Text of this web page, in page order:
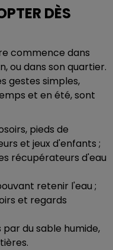
DÈS
commence dans
ou dans son quartier.
gestes simples,
et en été, sont
pieds de
et jeux d'enfants ;
récupérateurs d'eau
retenir l'eau ;
et regards
du sable humide,